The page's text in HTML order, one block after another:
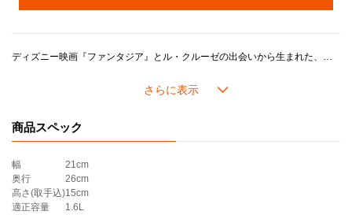
ディズニー映画『ファンタジア』とル・クルーゼの出会いから生まれた、特別な「ケトル・クラシック」。クラシカルで美しいフォルムに、夜空を思わせる深みのある青色「ニュイ」をカラーリングしたケトルには、魔法使い姿のミッキーマウスと「ほうき」のキャラクターが愛らしく描かれ、お湯を沸かす度にファンタジックな気分をお楽しみいただけます。お湯が沸くと、笛の音で知らせてくれる機能付きです。使いやすさはそのままに、キッチンに彩りを添え、日常をちょっと楽しくしてくれるケトルです。
商品スペック
幅
21cm
奥行
26cm
高さ(取手込)15cm
適正容量
1.6L